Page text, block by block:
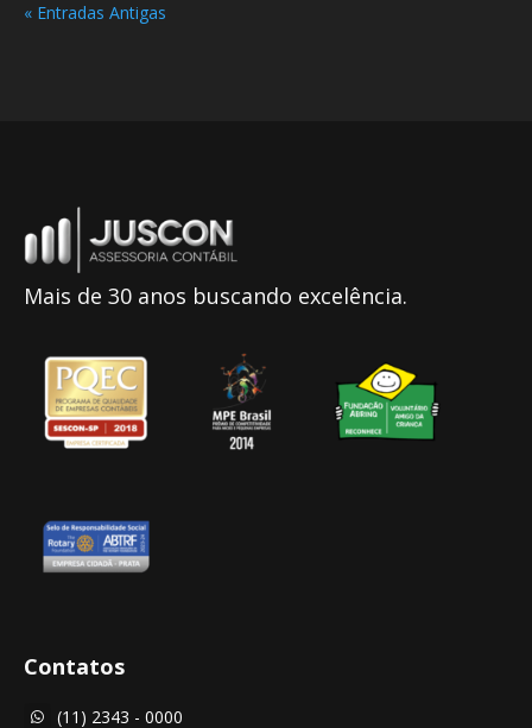
« Entradas Antigas
Mais de 30 anos buscando excelência.
Contatos
 (11) 2343 - 0000